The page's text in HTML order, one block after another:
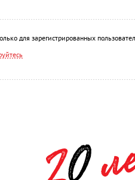
для зарегистрированных